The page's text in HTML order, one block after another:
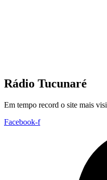
Rádio Tucunaré
Em tempo record o site mais
Facebook-f